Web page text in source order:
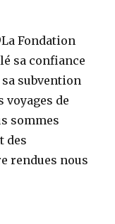
La Fondation
sa confiance
subvention
voyages de
sommes
des
rendues nous